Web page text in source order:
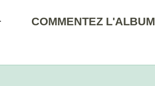
COMMENTEZ L'ALBUM